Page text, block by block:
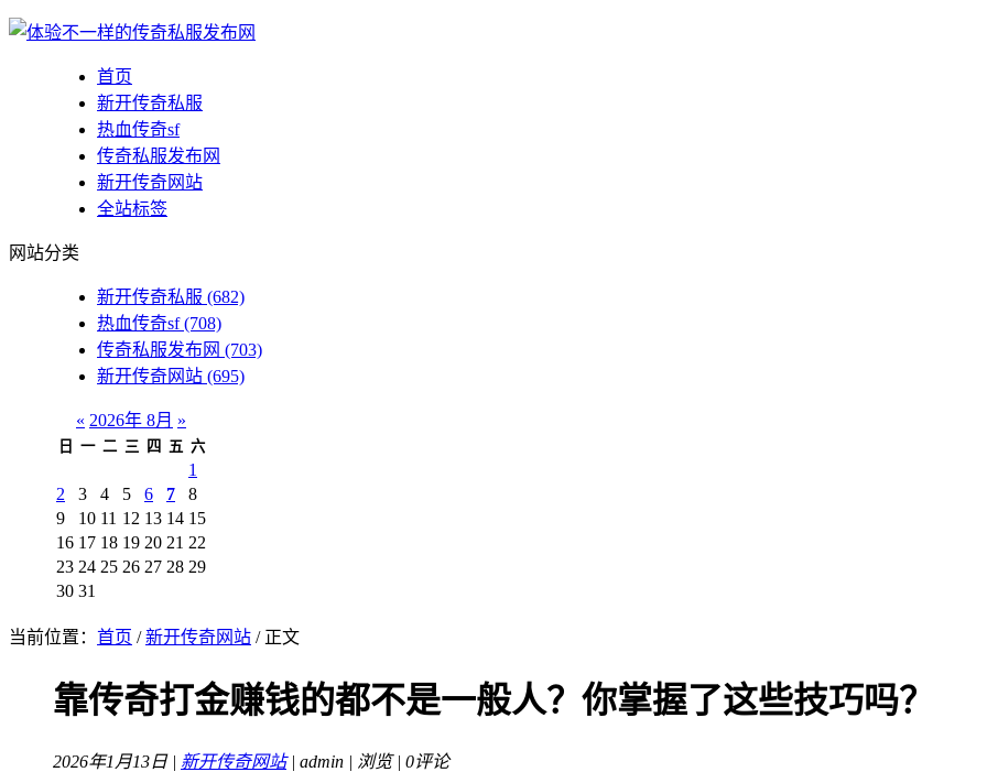
首页
新开传奇私服
热血传奇sf
传奇私服发布网
新开传奇网站
全站标签
网站分类
新开传奇私服 (682)
热血传奇sf(708)
传奇私服发布网 (703)
新开传奇网站 (695)
« 2026年 8月 »
日 一 二 三 四 五 六
1
2
3 4 5 6 7
8
9
10 11 12 13 14 15
16 17 18 19 20 21 22
23 24 25 26 27 28 29
30 31
当前位置： 首页 /新开传奇网站 / 正文
靠传奇打金赚钱的都不是一般人？你掌握了这些技巧吗？
2026年1月13日 | 新开传奇网站| admin | 浏览 | 0评论